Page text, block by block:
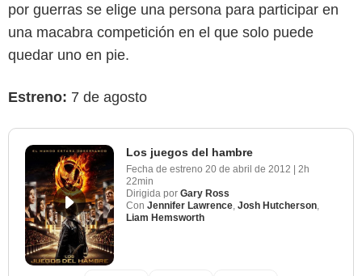
por guerras se elige una persona para participar en
una macabra competición en el que solo puede
quedar uno en pie.
Estreno: 7 de agosto
Los juegos del hambre
Fecha de estreno 20 de abril de 2012 | 2h
22min
Dirigida por Gary Ross
Con Jennifer Lawrence Josh Hutcherson
Liam Hemsworth